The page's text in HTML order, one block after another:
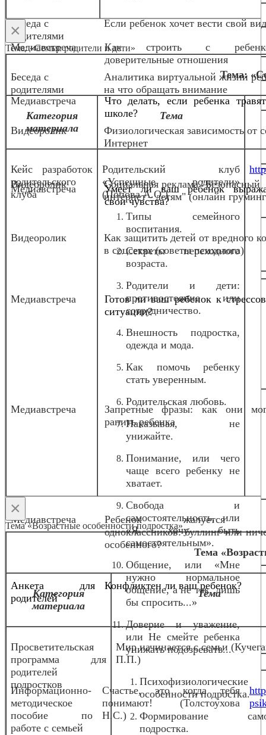
Беседа с
родителями
Если ребенок хочет вести свой
Беседа с
родителями
Аналитика виртуальной жизни
на что обращать внимание
Видеоролик
Физиологическая зависимость от
Интернет
Видеоролик
Социальная реклама "Безопасный
интернет - детям" (онлайн
Видеоролик
Как защитить детей от вредного
в соцсетях (советы психолога)
Медиавстреча
Как строить с
доверительные отношения
Медиавстреча
Что делать, если ребенка
школе?
Медиавстреча
Умеет ли ваш ребенок
свои чувства?
Медиавстреча
Готов ли ваш ребенок к
ситуации?
Медиавстреча
Запретные фразы: как они
ранить ребенка
Медиавстреча
Ребенок жалуется
одноклассников: буллинг или
особенного?о
Анкета для
родителей
Конфликтен ли ваш ребенок?
×
Тема: «Семья: родители и дети»
Тема:
Категория
материала
Тема
Кейс разработок
родительского
клуба
Родительский клуб
«Успешные родители»
(Попова А.О.)
Типы семейного
воспитания.
Секреты переходного
возраста.
Родители и дети:
противостояние или
сотрудничество.
Внешность подростка,
одежда и мода.
Как помочь ребенку
стать уверенным.
Родительская любовь.
Наказывая, не
унижайте.
Понимание, или чего
чаще всего ребенку не
хватает.
Свобода и
самостоятельность, или
«Я хочу быть
самостоятельным».
Общение, или «Мне
нужно нормальное
общение, а не так, лишь
бы спросить...»
Доверие и уважение,
или Не смейте ребенка
унижать подозревать...
Информационно-
методическое
пособие по
работе с семьей
Счастье, это когда тебя
понимают! (Толстоухова
Н.С.)
×
Тема «Возрастные особенности подростка»
Тема
Категория
материала
Тема
Просветительская
программа для
родителей
подростков
Мир начинается с семьи
П.П.)
Психофизиологические
особенности подростка.
Формирование
подростка.